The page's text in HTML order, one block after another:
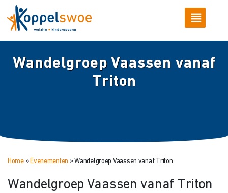
Wandelgroep Vaassen vanaf
Triton
Home» Evenementen »Wandelgroep Vaassen vanaf Triton
Wandelgroep Vaassen vanaf Triton